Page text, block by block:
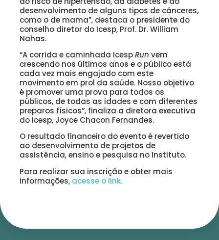
desenvolvimento de alguns tipos de cânceres,
como o de mama”, destaca o presidente do
conselho diretor do Icesp, Prof. Dr. William
Nahas.
“A corrida e caminhada IcespRun vem
crescendo nos últimos anos e o público está
cada vez mais engajado com este
movimento em prol da saúde. Nosso objetivo
é promover uma prova para todos os
públicos, de todas as idades e com diferentes
preparos físicos”, finaliza a diretora executiva
do Icesp, Joyce Chacon Fernandes.
O resultado financeiro do evento é revertido
ao desenvolvimento de projetos de
assistência, ensino e pesquisa no Instituto.
Para realizar sua inscrição e obter mais
informações, acesse o link.